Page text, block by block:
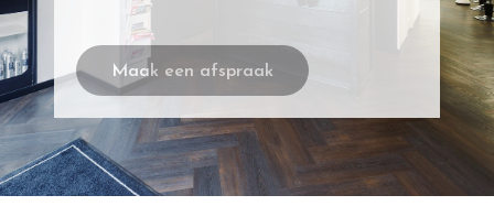
Maak een afspraak